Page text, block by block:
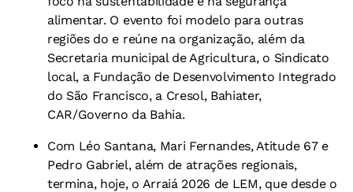
alimentar. O evento foi modelo para outras
regiões do e reúne na organização, além da
Secretaria municipal de Agricultura, o Sindicato
local, a Fundação de Desenvolvimento Integrado
do São Francisco, a Cresol, Bahiater,
CAR/Governo da Bahia.
Com Léo Santana, Mari Fernandes, Atitude 67 e
Pedro Gabriel, além de atrações regionais,
termina, hoje, o Arraiá 2026 de LEM, que desde o